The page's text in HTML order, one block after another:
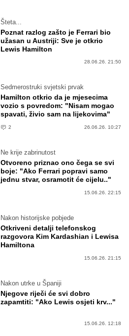
Šteta...
Poznat razlog zašto je Ferrari bio
užasan u Austriji: Sve je otkrio
Lewis Hamilton
28.06.26. 21:50
Sedmerostruki svjetski prvak
Hamilton otkrio da je mjesecima
vozio s povredom: "Nisam mogao
spavati, živio sam na lijekovima"
2 26.06.26. 10:27
Ne krije zabrinutost
Otvoreno priznao ono čega se svi
boje: "Ako Ferrari popravi samo
jednu stvar, osramotit će cijelu.."
15.06.26. 22:15
Nakon historijske pobjede
Otkriveni detalji telefonskog
razgovora Kim Kardashian i Lewisa
Hamiltona
15.06.26. 21:15
Nakon utrke u Španiji
Njegove riječi će svi dobro
zapamtiti: "Ako Lewis osjeti krv..."
15.06.26. 12:18